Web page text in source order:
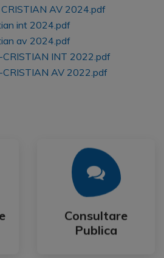
AV 2024.pdf
int 2024.pdf
av 2024.pdf
INT 2022.pdf
AV 2022.pdf
Consultare
Publica
Consultare
Publica
Mai Mult